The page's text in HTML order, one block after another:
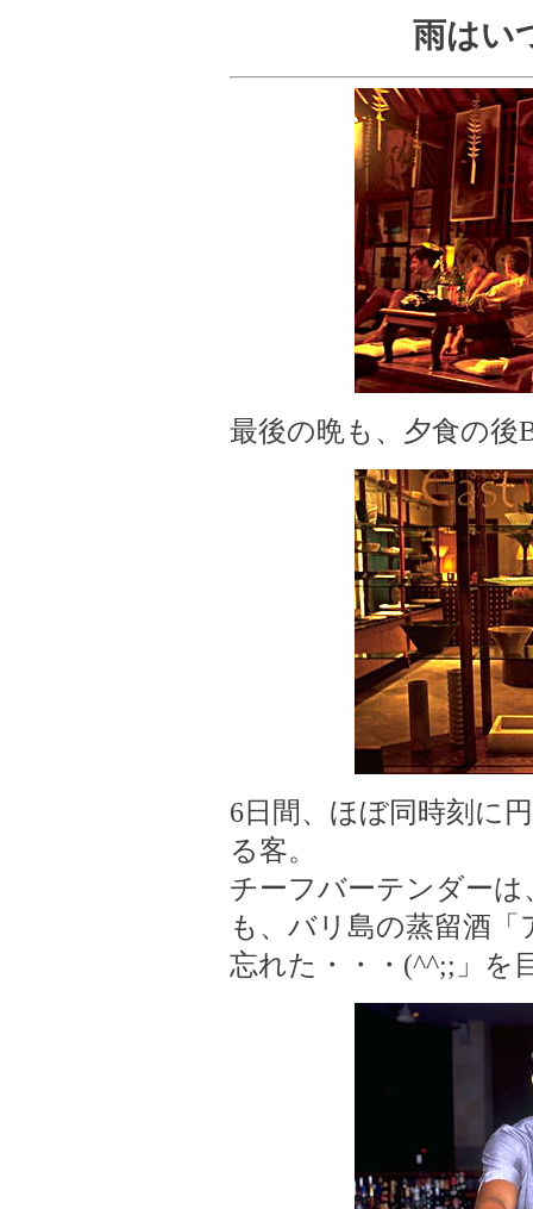
雨はい
最後の晩も、夕食の後
6日間、ほぼ同時刻に
る客。
チーフバーテンダー
も、バリ島の蒸留酒
忘れた・・・(^^;;」を